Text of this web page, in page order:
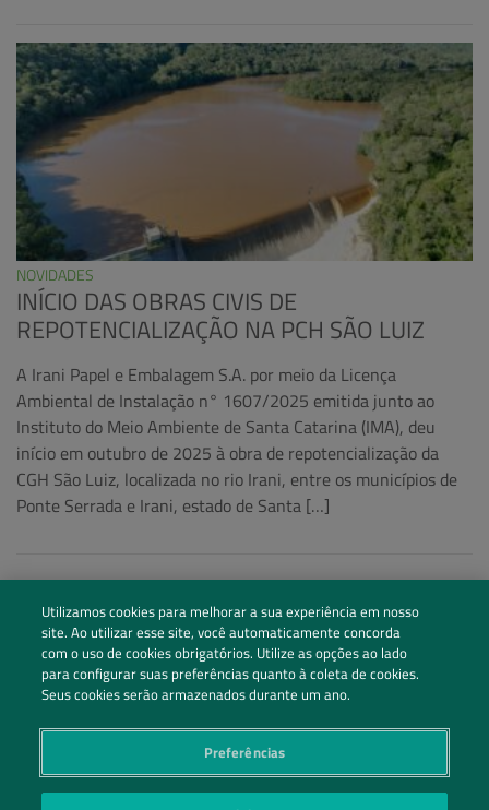
NOVIDADES
INÍCIO DAS OBRAS CIVIS DE
REPOTENCIALIZAÇÃO NA PCH SÃO LUIZ
A Irani Papel e Embalagem S.A. por meio da Licença
Ambiental de Instalação n° 1607/2025 emitida junto ao
Instituto do Meio Ambiente de Santa Catarina (IMA), deu
início em outubro de 2025 à obra de repotencialização da
CGH São Luiz, localizada no rio Irani, entre os municípios de
Ponte Serrada e Irani, estado de Santa […]
Siga nossas redes sociais
Utilizamos cookies para melhorar a sua experiência em nosso
site. Ao utilizar esse site, você automaticamente concorda
com o uso de cookies obrigatórios. Utilize as opções ao lado
para configurar suas preferências quanto à coleta de cookies.
Seus cookies serão armazenados durante um ano.
Preferências